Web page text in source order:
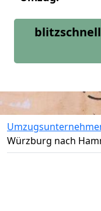
Würzburg nach